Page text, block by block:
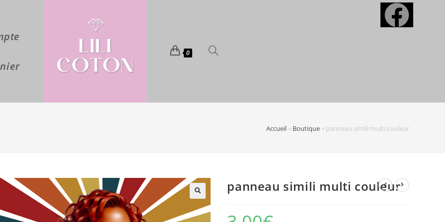
0
Accueil » Boutique » panneau simili multi couleur
panneau simili multi couleur